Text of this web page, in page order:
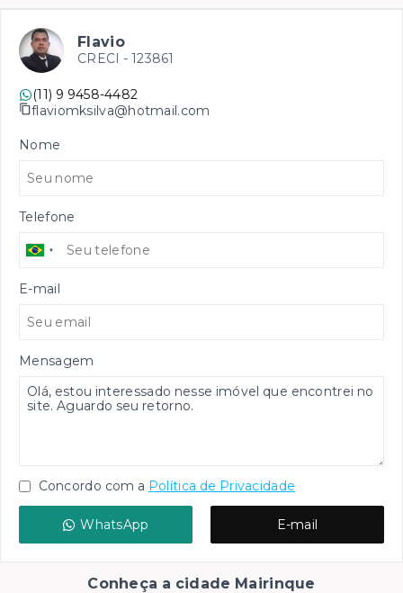
Flavio
CRECI - 123861
(11) 9 9458-4482
flaviomksilva@hotmail.com
Nome
Telefone
E-mail
Mensagem
Concordo com a Política de Privacidade
WhatsApp E-mail
Conheça a cidade Mairinque